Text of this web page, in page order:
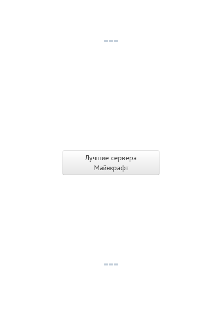
Лучшие сервера
Майнкрафт